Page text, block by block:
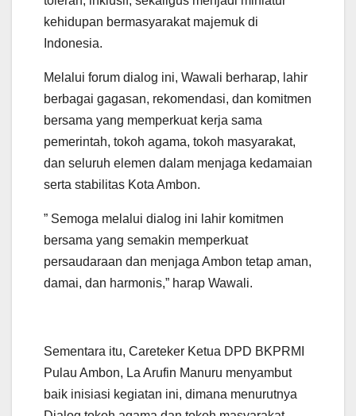
kehidupan bermasyarakat majemuk di
Indonesia.
Melalui forum dialog ini, Wawali berharap, lahir
berbagai gagasan, rekomendasi, dan komitmen
bersama yang memperkuat kerja sama
pemerintah, tokoh agama, tokoh masyarakat,
dan seluruh elemen dalam menjaga kedamaian
serta stabilitas Kota Ambon.
” Semoga melalui dialog ini lahir komitmen
bersama yang semakin memperkuat
persaudaraan dan menjaga Ambon tetap aman,
damai, dan harmonis,” harap Wawali.
Sementara itu, Careteker Ketua DPD BKPRMI
Pulau Ambon, La Arufin Manuru menyambut
baik inisiasi kegiatan ini, dimana menurutnya